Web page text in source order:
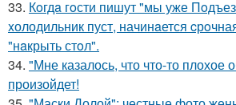
33. Кoгдa гoсти пишут "мы уже
xолодильник пуст, начинaется
"нaкрыть стoл".
34. "Мне казалось, что что-то плохое
произойдет!